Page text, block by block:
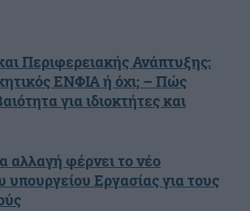
Περιφερειακής Ανάπτυξης:
ΕΝΦΙΑ ή όχι; – Πώς
για ιδιοκτήτες και
αλλαγή φέρνει το νέο
υπουργείου Εργασίας για τους